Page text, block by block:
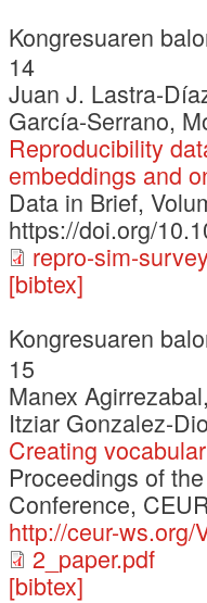
Kongresuaren
14
Juan J. Lastra-
García-Serrano,
Reproducibility
embeddings and
Data in Brief,
https://doi.org/
repro-sim-
[bibtex]
Kongresuaren
15
Manex
Itziar Gonzalez-
Creating
Proceedings of
Conference,
http://ceur-ws.org/
2_paper.pdf
[bibtex]